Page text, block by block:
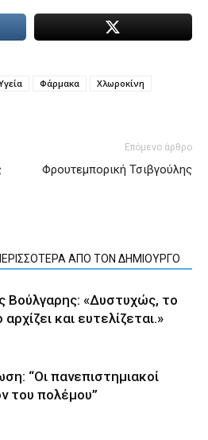
Φάρμακα Χλωροκίνη
Επόμενο άρθρο
Φρουτεμπορική Τσιβγούλης
ΑΠΟ ΤΟΝ ΔΗΜΙΟΥΡΓΟ
Βούλγαρης: «Δυστυχώς, το
και ευτελίζεται.»
“Οι πανεπιστημιακοί
του πολέμου”